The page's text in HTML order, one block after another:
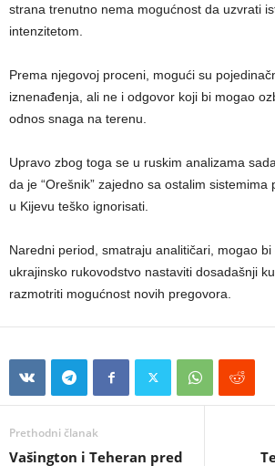
strana trenutno nema mogućnost da uzvrati
intenzitetom.
Prema njegovoj proceni, mogući su
iznenađenja, ali ne i odgovor koji bi mogao
odnos snaga na terenu.
Upravo zbog toga se u ruskim analizama
da je “Orešnik” zajedno sa ostalim sistemima
u Kijevu teško ignorisati.
Naredni period, smatraju analitičari, mogao
ukrajinsko rukovodstvo nastaviti dosadašnji
razmotriti mogućnost novih pregovora.
Prethodni članak
Vašington i Teheran pred